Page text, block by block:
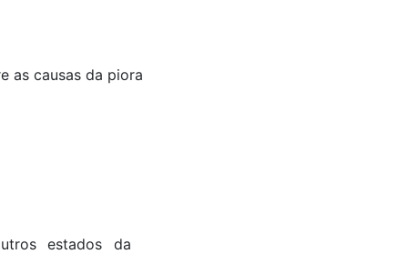
as causas da piora
estados da